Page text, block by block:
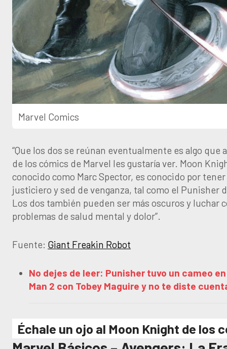
Marvel Comics
“Que los dos se reúnan eventualmente es algo que
de los cómics de Marvel les gustaría ver. Moon
conocido como Marc Spector, es conocido por
justiciero y sed de venganza, tal como el Punisher
Los dos también pueden ser más oscuros y luchar
problemas de salud mental y dolor”.
Fuente: Giant Freakin Robot
No dejes de leer: Punisher tuvo un cameo
Man 2 con Tobey Maguire y no te diste
Échale un ojo al Moon Knight de los